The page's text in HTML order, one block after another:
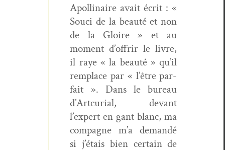
Apol­li­naire avait écrit : «
Souci de la beauté et non
de la Gloire » et au
moment d’offrir le livre,
il raye « la beauté » qu’il
rem­place par « l’être par­
fait ». Dans le bureau
d’Artcurial, devant
l’expert en gant blanc, ma
com­pagne m’a demandé
si j’étais bien cer­tain de